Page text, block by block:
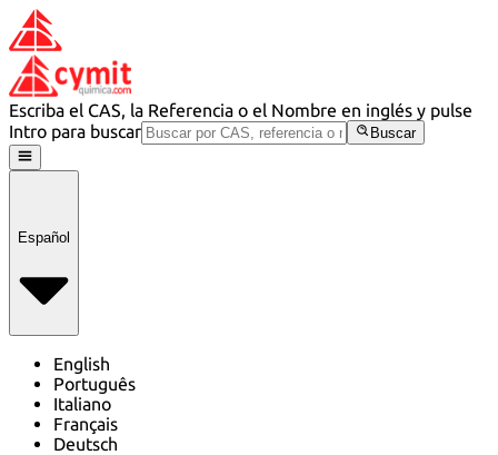
Escriba el CAS, la Referencia o el Nombre en inglés y pulse
Intro para buscar
Buscar
Español
English
Português
Italiano
Français
Deutsch